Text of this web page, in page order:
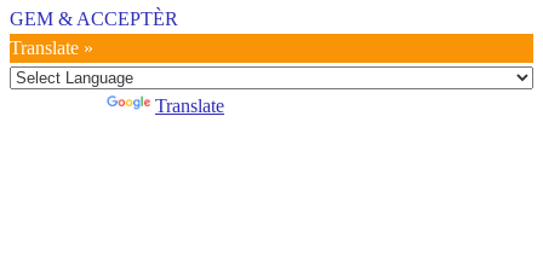
GEM & ACCEPTÈR
Translate »
Translate